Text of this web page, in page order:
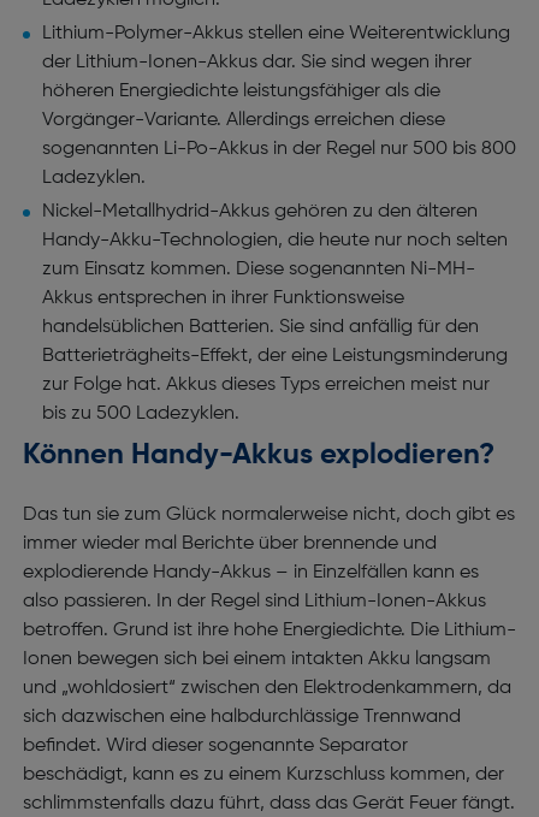
Lithium-Polymer-Akkus stellen eine Weiterentwicklung
der Lithium-Ionen-Akkus dar. Sie sind wegen ihrer
höheren Energiedichte leistungsfähiger als die
Vorgänger-Variante. Allerdings erreichen diese
sogenannten Li-Po-Akkus in der Regel nur 500 bis 800
Ladezyklen.
Nickel-Metallhydrid-Akkus gehören zu den älteren
Handy-Akku-Technologien, die heute nur noch selten
zum Einsatz kommen. Diese sogenannten Ni-MH-
Akkus entsprechen in ihrer Funktionsweise
handelsüblichen Batterien. Sie sind anfällig für den
Batterieträgheits-Effekt, der eine Leistungsminderung
zur Folge hat. Akkus dieses Typs erreichen meist nur
bis zu 500 Ladezyklen.
Können Handy-Akkus explodieren?
Das tun sie zum Glück normalerweise nicht, doch gibt es
immer wieder mal Berichte über brennende und
explodierende Handy-Akkus – in Einzelfällen kann es
also passieren. In der Regel sind Lithium-Ionen-Akkus
betroffen. Grund ist ihre hohe Energiedichte. Die Lithium-
Ionen bewegen sich bei einem intakten Akku langsam
und „wohldosiert“ zwischen den Elektrodenkammern, da
sich dazwischen eine halbdurchlässige Trennwand
befindet. Wird dieser sogenannte Separator
beschädigt, kann es zu einem Kurzschluss kommen, der
schlimmstenfalls dazu führt, dass das Gerät Feuer fängt.